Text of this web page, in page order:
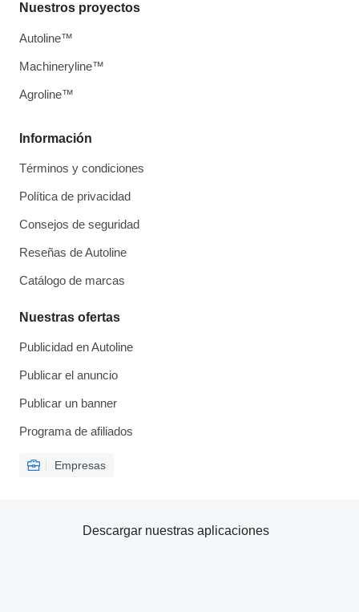
Información
Términos y condiciones
Política de privacidad
Consejos de seguridad
Reseñas de Autoline
Catálogo de marcas
Nuestras ofertas
Publicidad en Autoline
Publicar el anuncio
Publicar un banner
Programa de afiliados
Empresas
Nuestros proyectos
Autoline™
Machineryline™
Agroline™
Descargar nuestras aplicaciones